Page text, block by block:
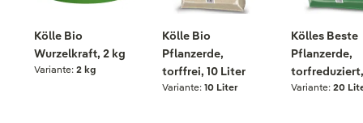
Kölle Bio
Wurzelkraft, 2 kg
Variante: 2 kg
Kölle Bio
Pflanzerde,
torffrei, 10 Liter
Variante:10 Liter
Kölles Beste
Pflanzerde,
Liter
Variante: 20